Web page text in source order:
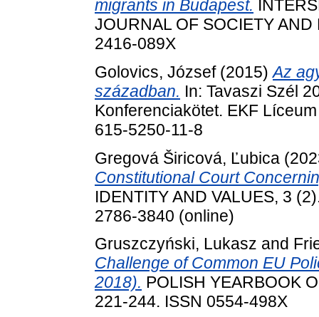
migrants in Budapest.
JOURNAL OF SOCIETY
2416-089X
Golovics, József(2015)Az
században. In: Tavaszi Szél
Konferenciakötet. EKF
615-5250-11-8
Gregová Širicová, Ľubica
Constitutional Court
IDENTITY AND VALUES, 3
2786-3840 (online)
Gruszczyński, Lukasz and
Challenge of Common EU
2018). POLISH YEARBOOK
221-244. ISSN 0554-498X